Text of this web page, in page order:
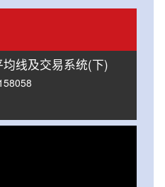
线及交易系统(下)